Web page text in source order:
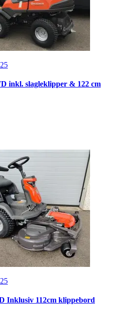
inkl. slagleklipper & 122 cm
Inklusiv 112cm klippebord